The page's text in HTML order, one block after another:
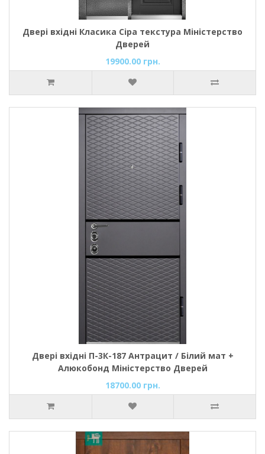
Двері вхідні Класика Сіра текстура Міністерство
Дверей
19900.00 грн.
Двері вхідні П-3К-187 Антрацит / Білий мат +
Алюкобонд Міністерство Дверей
18700.00 грн.